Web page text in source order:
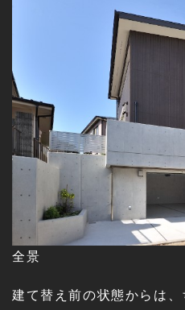
全景
建て替え前の状態からは